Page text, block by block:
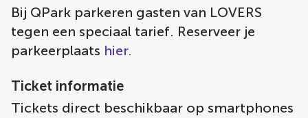
Bij QPark parkeren gasten van LOVERS
tegen een speciaal tarief. Reserveer je
parkeerplaats hier.
Ticket informatie
Tickets direct beschikbaar op smartphones